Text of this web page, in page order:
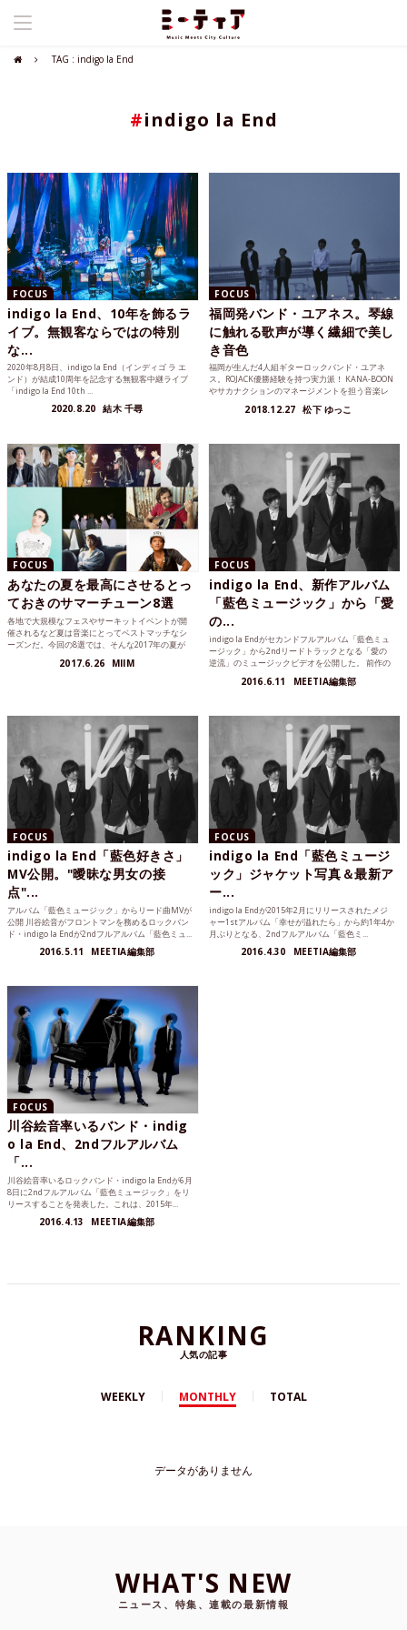
TAG : indigo la End
#indigo la End
FOCUS
indigo la End、10年を飾るラ
イブ。無観客ならではの特別
な...
2020年8月8日、indigo la End（インディゴ ラ エ
ンド）が結成10周年を記念する無観客中継ライブ
「indigo la End 10th ...
2020.8.20 結木 千尋
FOCUS
福岡発バンド・ユアネス。琴線
に触れる歌声が導く繊細で美し
き音色
福岡が生んだ4人組ギターロックバンド・ユアネ
ス。ROJACK優勝経験を持つ実力派！ KANA-BOON
やサカナクションのマネージメントを担う音楽レ
2018.12.27 松下 ゆっこ
FOCUS
あなたの夏を最高にさせるとっ
ておきのサマーチューン8選
各地で大規模なフェスやサーキットイベントが開
催されるなど夏は音楽にとってベストマッチなシ
ーズンだ。今回の8選では、そんな2017年の夏が
れる夏をぜひ最高なものに！
2017.6.26 MIIM
FOCUS
indigo la End、新作アルバム
「藍色ミュージック」から「愛
の...
indigo la Endがセカンドフルアルバム「藍色ミュ
ージック」から2ndリードトラックとなる「愛の
逆流」のミュージックビデオを公開した。 前作の
2016.6.11 MEETIA編集部
FOCUS
indigo la End「藍色好きさ」
MV公開。"曖昧な男女の接
点"...
アルバム「藍色ミュージック」からリード曲MVが
公開 川谷絵音がフロントマンを務めるロックバン
ド・indigo la Endが2ndフルアルバム「藍色ミュ...
2016.5.11 MEETIA編集部
FOCUS
indigo la End「藍色ミュージ
ック」ジャケット写真＆最新ア
ー...
indigo la Endが2015年2月にリリースされたメジ
ャー1stアルバム「幸せが溢れたら」から約1年4か
月ぶりとなる、2ndフルアルバム「藍色ミ...
2016.4.30 MEETIA編集部
FOCUS
川谷絵音率いるバンド・indig
o la End、2ndフルアルバム
「...
川谷絵音率いるロックバンド・indigo la Endが6月
8日に2ndフルアルバム「藍色ミュージック」をリ
リースすることを発表した。これは、2015年...
2016.4.13 MEETIA編集部
RANKING
人気の記事
WEEKLY MONTHLY TOTAL
データがありません
WHAT'S NEW
ニュース、特集、連載の最新情報